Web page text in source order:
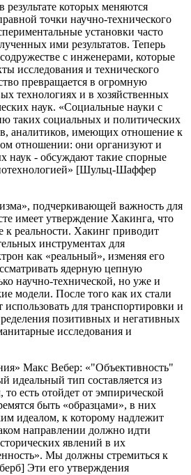
которых меняются
точки научно-технического
установки часто
ими результатов. Теперь
с инженерами, которые
исследования и технического
превращается в огромную
технологиях и в хозяйственных
наук. «Социальные науки с
таких социальных и политических
аналитиков, имеющих отношение к
отношении: они организуют и
наук - обсуждают такие спорные
[Шульц-Шаффер
подчеркивающей важность для
имеет утверждение Хакинга, что
к реальности. Хакинг приводит
инструментах для
как «реальный», изменяя его
ядерную цепную
научно-технической, но уже и
модели. После того как их стали
для транспортировки и
позитивных и негативных
исследования и
Макс Вебер: «"Объективность"
идеальный тип составляется из
есть отойдет от эмпирической
быть «образцами», в них
идеалом, к которому надлежит
направлении должно идти
явлений в их
Мы должны стремиться к
Эти его утверждения